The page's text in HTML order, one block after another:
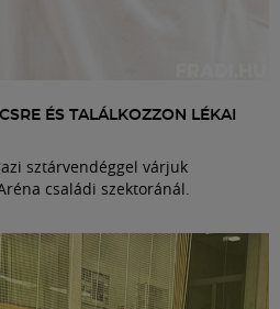
ÉS TALÁLKOZZON LÉKAI
sztárvendéggel várjuk
családi szektoránál.